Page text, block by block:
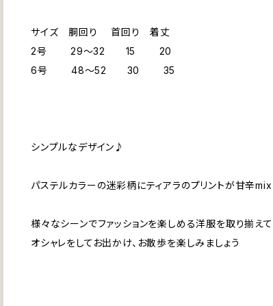
サイズ 胴回り 首回り 着丈
2号 29～32 15 20
6号 48～52 30 35
シンプルなデザイン♪
パステルカラーの迷彩柄にティアラのプリントが甘辛mix
様々なシーンでファッションを楽しめる洋服を取り揃え
オシャレをしてお出かけ、お散歩を楽しみましょう